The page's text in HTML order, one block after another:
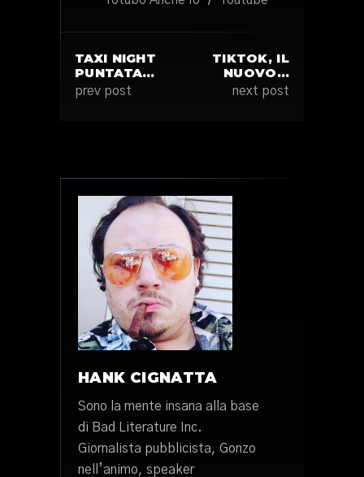
TAXI NIGHT
PUNTATA…
prev post
TIKTOK, IL
NUOVO…
next post
HANK CIGNATTA
Sono la mente insana alla base
di Bad Literature Inc.
Giornalista pubblicista, Gonzo
nell’animo, speaker